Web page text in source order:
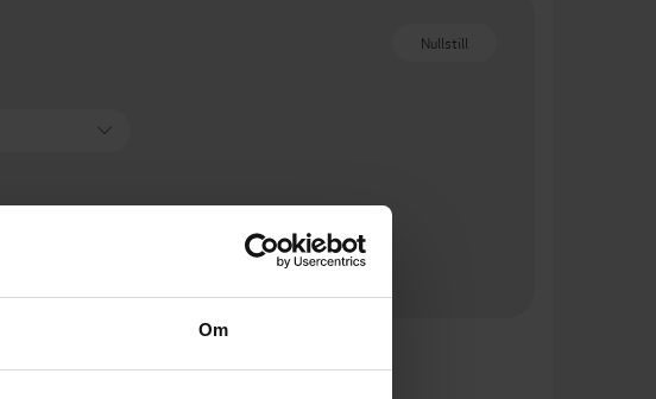
Om
Nullstill